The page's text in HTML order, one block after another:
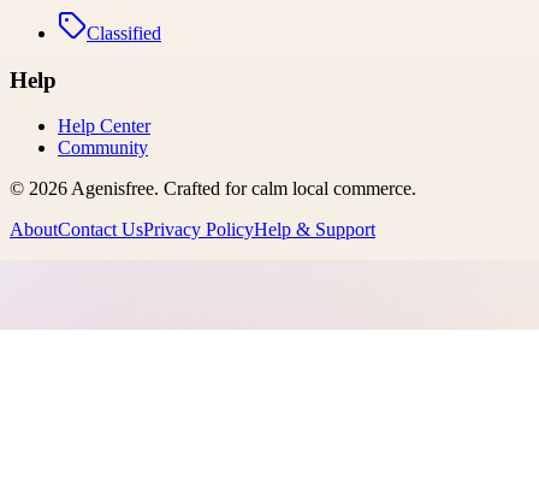
Classified
Help
Help Center
Community
© 2026Agenisfree. Crafted for calm local commerce.
AboutContact UsPrivacy PolicyHelp & Support